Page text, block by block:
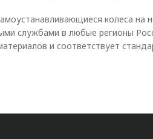
колеса
службами в любые регионы
и соответствует